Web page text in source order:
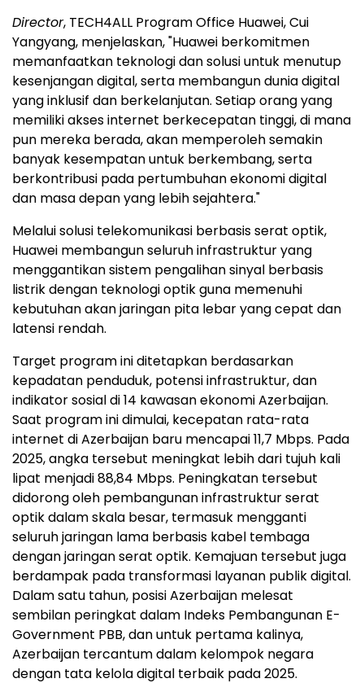
Director, TECH4ALL Program Office Huawei, Cui
Yangyang, menjelaskan, "Huawei berkomitmen
memanfaatkan teknologi dan solusi untuk menutup
kesenjangan digital, serta membangun dunia digital
yang inklusif dan berkelanjutan. Setiap orang yang
memiliki akses internet berkecepatan tinggi, di mana
pun mereka berada, akan memperoleh semakin
banyak kesempatan untuk berkembang, serta
berkontribusi pada pertumbuhan ekonomi digital
dan masa depan yang lebih sejahtera."
Melalui solusi telekomunikasi berbasis serat optik,
Huawei membangun seluruh infrastruktur yang
menggantikan sistem pengalihan sinyal berbasis
listrik dengan teknologi optik guna memenuhi
kebutuhan akan jaringan pita lebar yang cepat dan
latensi rendah.
Target program ini ditetapkan berdasarkan
kepadatan penduduk, potensi infrastruktur, dan
indikator sosial di 14 kawasan ekonomi Azerbaijan.
Saat program ini dimulai, kecepatan rata-rata
internet di Azerbaijan baru mencapai 11,7 Mbps. Pada
2025, angka tersebut meningkat lebih dari tujuh kali
lipat menjadi 88,84 Mbps. Peningkatan tersebut
didorong oleh pembangunan infrastruktur serat
optik dalam skala besar, termasuk mengganti
seluruh jaringan lama berbasis kabel tembaga
dengan jaringan serat optik. Kemajuan tersebut juga
berdampak pada transformasi layanan publik digital.
Dalam satu tahun, posisi Azerbaijan melesat
sembilan peringkat dalam Indeks Pembangunan E-
Government PBB, dan untuk pertama kalinya,
Azerbaijan tercantum dalam kelompok negara
dengan tata kelola digital terbaik pada 2025.